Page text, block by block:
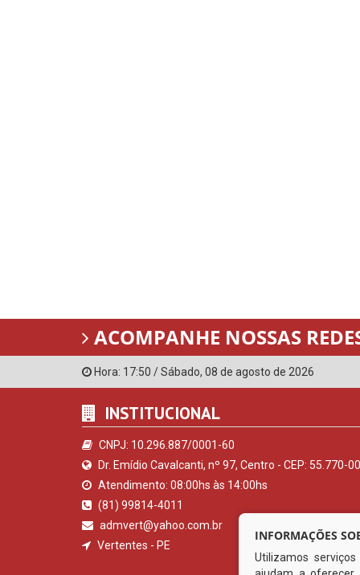
ACOMPANHE NOSSAS
Hora: 17:50 /Sábado, 08 de agosto de 2026
INSTITUCIONAL
CNPJ: 10.296.887/0001-60
Dr. Emídio Cavalcanti, nº 97, Centro - CEP: 55.770-
Atendimento: 08:00hs às 14:00hs
(81) 99814-4011
admvert@yahoo.com.br
Vertentes - PE
INFORMAÇÕES
Utilizamos